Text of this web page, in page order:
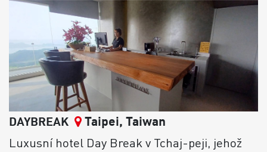
DAYBREAK
Taipei, Taiwan
Luxusní hotel Day Break v Tchaj-peji, jehož